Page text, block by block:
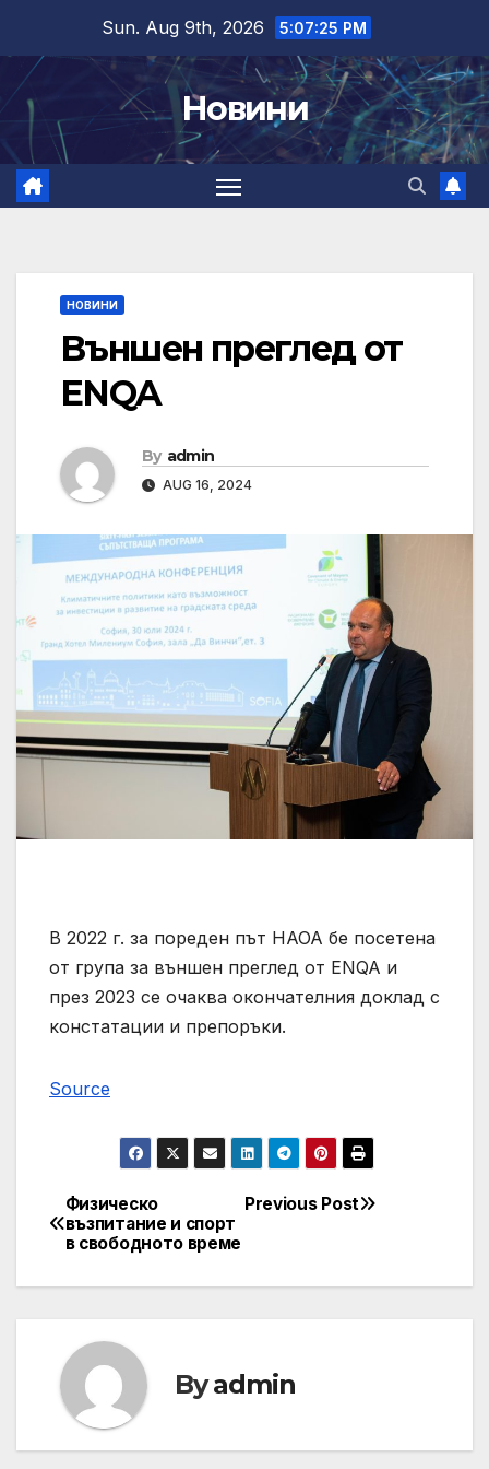
content
Sun. Aug 9th, 2026 5:07:25 PM
Новини
НОВИНИ
Външен преглед от
ENQA
By admin
AUG 16, 2024
В 2022 г. за пореден път НАОА бе посетена
от група за външен преглед от ENQA и
през 2023 се очаква окончателния доклад с
констатации и препоръки.
Source
Post
navigation
Previous Post
Физическо
възпитание и спорт
в свободното време
Byadmin